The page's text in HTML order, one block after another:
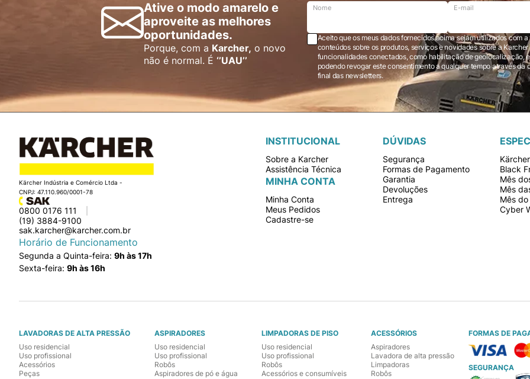
Ative o modo amarelo e
aproveite as melhores
oportunidades.
Porque, com a Karcher, o novo
não é normal. É ‘’UAU’’
Nome E-mail
Aceito que os meus dados fornecidos acima sejam utilizados com
conteúdos sobre os produtos, serviços e novidades sobre a Karcher Brasil via e-mail marketing e registro de
funcionalidades conectados, como habilitação de geolocalização,
podendo revogar este consentimento a qualquer tempo através da opção “cancelar inscrição” localizada ao
final das newsletters.
Kärcher Indústria e Comércio Ltda -
CNPJ: 47.110.960/0001-78
0800 0176 111
(19) 3884-9100
sak.karcher@karcher.com.br
Horário de Funcionamento
Segunda a Quinta-feira: 9h às 17h
Sexta-feira: 9h às 16h
INSTITUCIONAL
Sobre a Karcher
Assistência Técnica
MINHA CONTA
Minha Conta
Meus Pedidos
Cadastre-se
DÚVIDAS
Segurança
Formas de Pagamento
Garantia
Devoluções
Entrega
Black
Mês
Mês
Mês
Cyber
LAVADORAS DE ALTA PRESSÃO
Uso residencial
Uso profissional
Acessórios
Peças
ASPIRADORES
Uso residencial
Uso profissional
Robôs
Aspiradores de pó e água
LIMPADORAS DE PISO
Uso residencial
Uso profissional
Robôs
Acessórios e consumíveis
ACESSÓRIOS
Aspiradores
Lavadora de alta pressão
Limpadoras
Robôs
FORMAS DE
SEGURANÇA